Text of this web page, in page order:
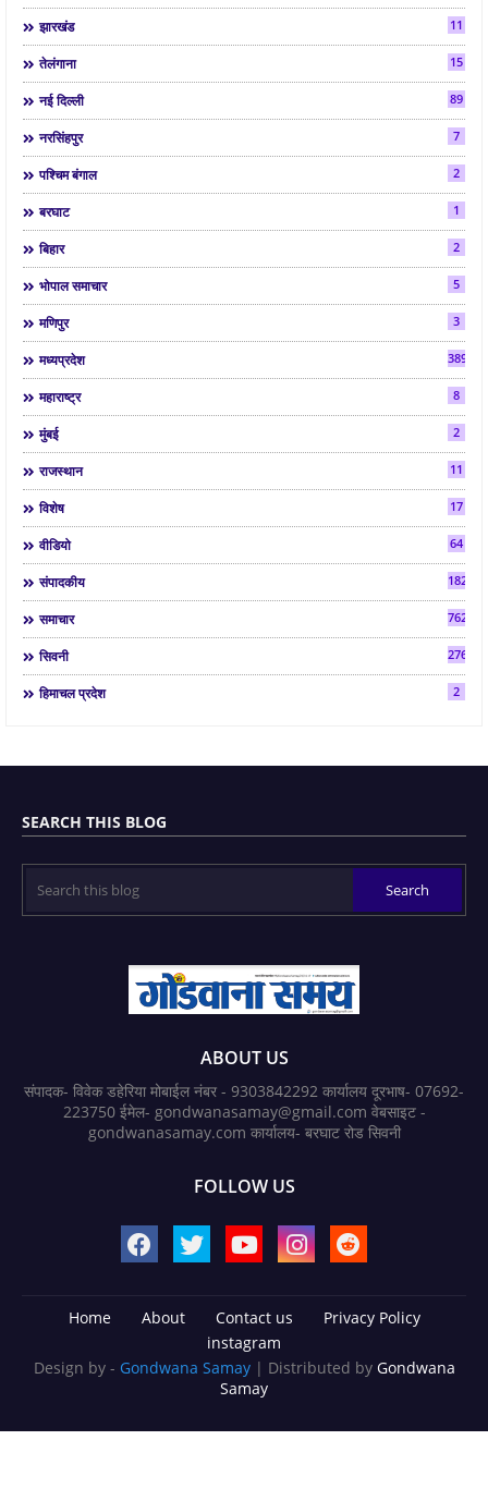
झारखंड 11
तेलंगाना 15
नई दिल्ली 89
नरसिंहपुर 7
पश्चिम बंगाल 2
बरघाट 1
बिहार 2
भोपाल समाचार 5
मणिपुर 3
मध्यप्रदेश 3892
महाराष्ट्र 8
मुंबई 2
राजस्थान 11
विशेष 17
वीडियो 64
संपादकीय 182
समाचार 7624
सिवनी 2763
हिमाचल प्रदेश 2
SEARCH THIS BLOG
ABOUT US
संपादक- विवेक डहेरिया मोबाईल नंबर - 9303842292 कार्यालय दूरभाष- 07692-
223750 ईमेल- gondwanasamay@gmail.com वेबसाइट -
gondwanasamay.com कार्यालय- बरघाट रोड सिवनी
FOLLOW US
Home About Contact us
Privacy Policy
instagram
Design by - Gondwana Samay | Distributed by Gondwana
Samay